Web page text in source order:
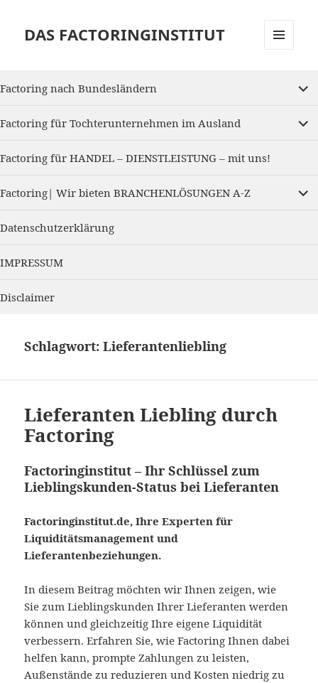
DAS FACTORINGINSTITUT
Factoring nach Bundesländern
child
Factoring für Tochterunternehmen im Ausland
child
Factoring für HANDEL – DIENSTLEISTUNG – mit uns!
Factoring| Wir bieten BRANCHENLÖSUNGEN A-Z
child
Datenschutzerklärung
IMPRESSUM
Disclaimer
Schlagwort:Lieferantenliebling
Lieferanten Liebling durch
Factoring
Factoringinstitut – Ihr Schlüssel zum
Lieblingskunden-Status bei Lieferanten
Factoringinstitut.de, Ihre Experten für
Liquiditätsmanagement und
Lieferantenbeziehungen.
In diesem Beitrag möchten wir Ihnen zeigen, wie
Sie zum Lieblingskunden Ihrer Lieferanten werden
können und gleichzeitig Ihre eigene Liquidität
verbessern. Erfahren Sie, wie Factoring Ihnen dabei
helfen kann, prompte Zahlungen zu leisten,
Außenstände zu reduzieren und Kosten niedrig zu